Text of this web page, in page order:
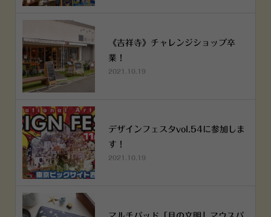
《吉祥寺》チャレンジショップ卒
業！
2021.10.19
デザインフェスタvol.54に参加しま
す！
2021.10.19